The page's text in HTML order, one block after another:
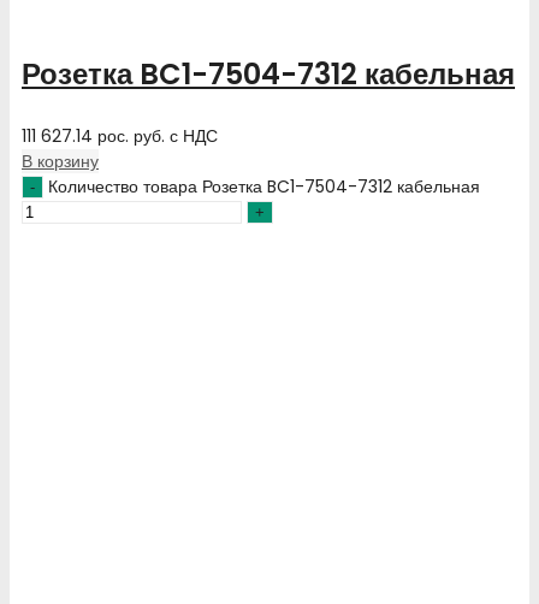
Розетка BC1-7504-7312 кабельная
111 627.14 рос. руб. с НДС
В корзину
Количество товара Розетка BC1-7504-7312 кабельная